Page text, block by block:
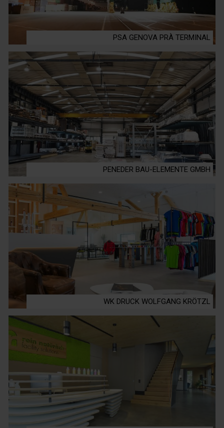
PSA GENOVA PRÀ TERMINAL
PENEDER BAU-ELEMENTE GMBH
WK DRUCK WOLFGANG KRÖTZL